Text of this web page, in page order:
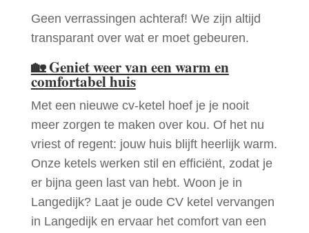
Geen verrassingen achteraf! We zijn altijd
transparant over wat er moet gebeuren.
🏡Geniet weer van een warm en
comfortabel huis
Met een nieuwe cv-ketel hoef je je nooit
meer zorgen te maken over kou. Of het nu
vriest of regent: jouw huis blijft heerlijk warm.
Onze ketels werken stil en efficiënt, zodat je
er bijna geen last van hebt. Woon je in
Langedijk? Laat je oude CV ketel vervangen
in Langedijk en ervaar het comfort van een